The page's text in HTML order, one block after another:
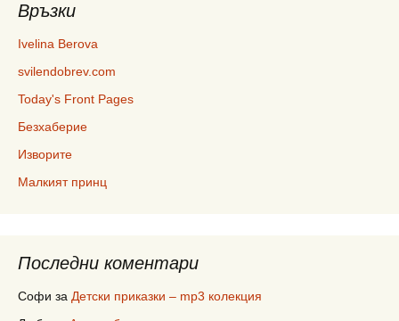
Връзки
Ivelina Berova
svilendobrev.com
Today's Front Pages
Безхаберие
Изворите
Малкият принц
Последни коментари
Софи за Детски приказки – mp3 колекция